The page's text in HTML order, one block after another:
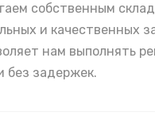
собственным
и качественных
нам выполнять
без задержек.